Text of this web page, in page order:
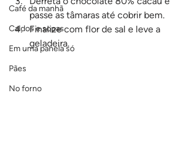
Café da manhã
Caldos e sopas
Em uma panela só
Pães
No forno
passe as tâmaras até cobrir bem.
Finalize com flor de sal e leve a
geladeira.